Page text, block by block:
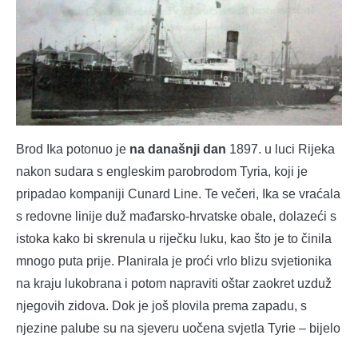
Brod Ika potonuo je na današnji dan 1897. u luci Rijeka
nakon sudara s engleskim parobrodom Tyria, koji je
pripadao kompaniji Cunard Line. Te večeri, Ika se vraćala
s redovne linije duž mađarsko-hrvatske obale, dolazeći s
istoka kako bi skrenula u riječku luku, kao što je to činila
mnogo puta prije. Planirala je proći vrlo blizu svjetionika
na kraju lukobrana i potom napraviti oštar zaokret uzduž
njegovih zidova. Dok je još plovila prema zapadu, s
njezine palube su na sjeveru uočena svjetla Tyrie – bijelo